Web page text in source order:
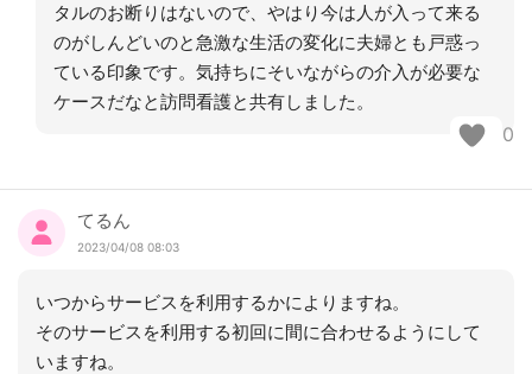
タルのお断りはないので、やはり今は人が入って来る
のがしんどいのと急激な生活の変化に夫婦とも戸惑っ
ている印象です。気持ちにそいながらの介入が必要な
ケースだなと訪問看護と共有しました。
0
てるん
2023/04/08 08:03
いつからサービスを利用するかによりますね。
そのサービスを利用する初回に間に合わせるようにして
いますね。